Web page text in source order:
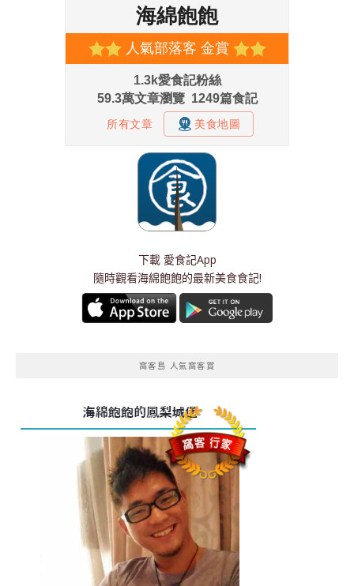
下載 愛食記App
隨時觀看海綿飽飽的最新美食食記!
窩客島 人氣窩客賞